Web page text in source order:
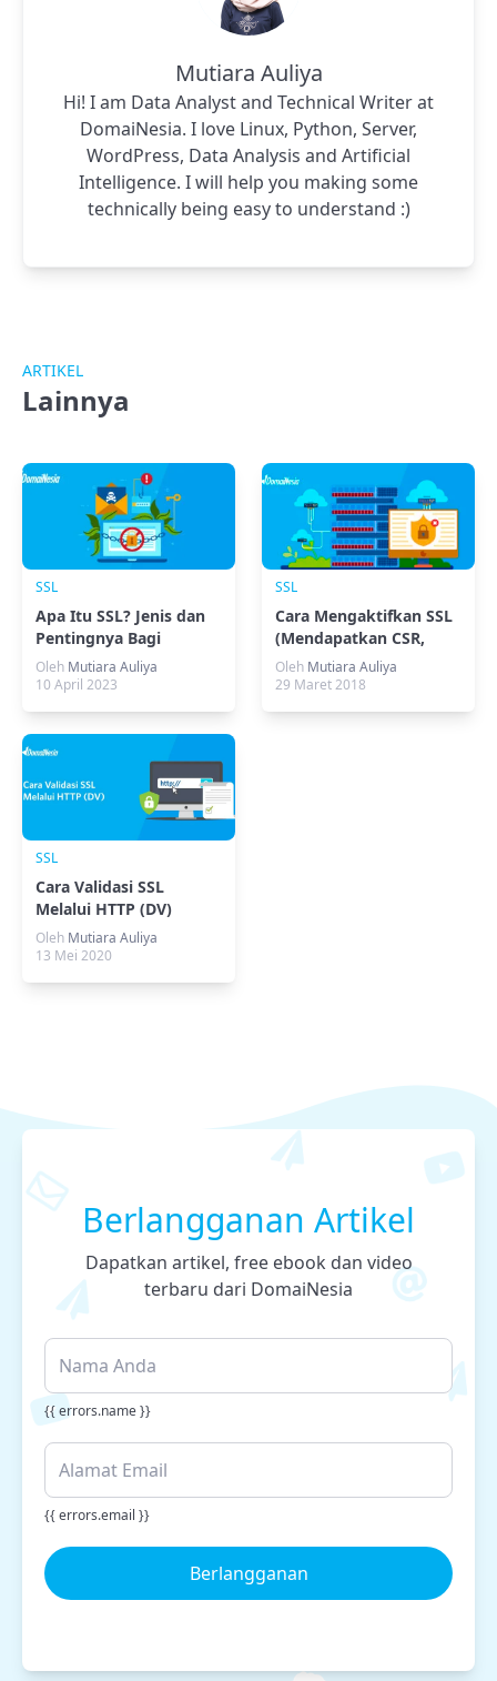
Mutiara Auliya
Hi! I am Data Analyst and Technical Writer at
DomaiNesia. I love Linux, Python, Server,
WordPress, Data Analysis and Artificial
Intelligence. I will help you making some
technically being easy to understand :)
ARTIKEL
Lainnya
SSL
Apa Itu SSL? Jenis dan
Pentingnya Bagi
Website!
Oleh Mutiara Auliya
10 April 2023
SSL
Cara Mengaktifkan SSL
(Mendapatkan CSR,
Private Key, CRT dan
CABUNDLE)
Oleh Mutiara Auliya
29 Maret 2018
SSL
Cara Validasi SSL
Melalui HTTP (DV)
Oleh Mutiara Auliya
13 Mei 2020
Berlangganan Artikel
Dapatkan artikel, free ebook dan video
terbaru dari DomaiNesia
{{ errors.name }}
{{ errors.email }}
Berlangganan